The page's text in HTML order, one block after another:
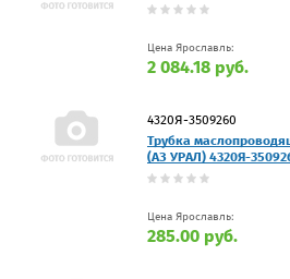
Цена Ярославль:
2 084.18 руб.
4320Я-3509260
Трубка
(АЗ УРАЛ) 4320Я-
Цена Ярославль:
285.00 руб.